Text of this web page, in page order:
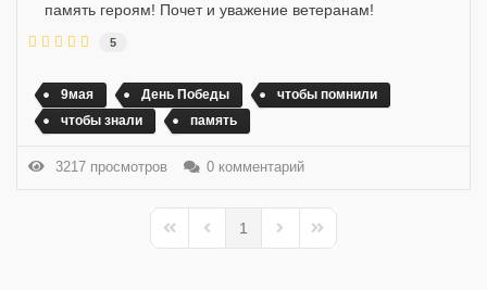
память героям! Почет и уважение ветеранам!
5
9мая День Победы
чтобы помнили
чтобы знали
память
3217 просмотров 0 комментарий
First PagePrevious Page
1
Next PageLast Page